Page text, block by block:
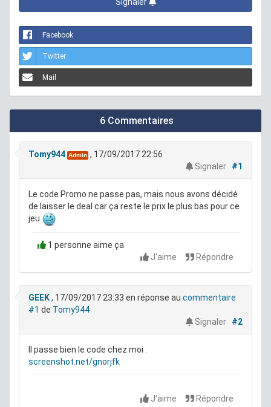
Signaler
Facebook
Twitter
Mail
6 Commentaires
Tomy944 Admin , 17/09/2017 22:56
Signaler
#1
Le code Promo ne passe pas, mais nous avons décidé
de laisser le deal car ça reste le prix le plus bas pour ce
jeu
1 personne aime ça
J'aime
Répondre
GEEK, 17/09/2017 23:33 en réponse au commentaire
#1 de Tomy944
Signaler
#2
Il passe bien le code chez moi :
screenshot.net/gnorjfk
J'aime Répondre